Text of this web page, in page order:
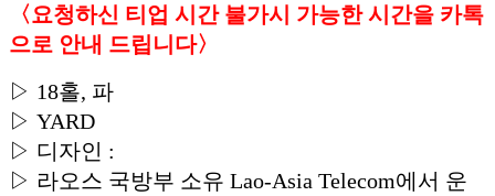
〈요청하신 티업 시간 불가시 가능한 시간을 카톡
으로 안내 드립니다〉
▷ 18홀, 파
▷ YARD
▷ 디자인 :
▷ 라오스 국방부 소유 Lao-Asia Telecom에서 운